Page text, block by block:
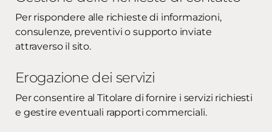
Per rispondere alle richieste di informazioni,
consulenze, preventivi o supporto inviate
attraverso il sito.
Erogazione dei servizi
Per consentire al Titolare di fornire i servizi richiesti
e gestire eventuali rapporti commerciali.